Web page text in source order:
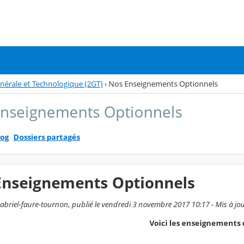
et Technologique (2GT)› Nos Enseignements Optionnels
Optionnels
Dossiers partagés
Optionnels
faure-tournon, publié le vendredi 3 novembre 2017 10:17 - Mis à
Voici les enseignements